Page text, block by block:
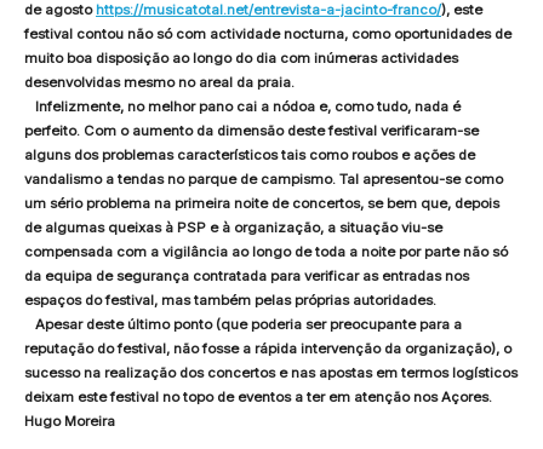
de agosto https://musicatotal.net/entrevista-a-jacinto-franco/), este
festival contou não só com actividade nocturna, como oportunidades de
muito boa disposição ao longo do dia com inúmeras actividades
desenvolvidas mesmo no areal da praia.
Infelizmente, no melhor pano cai a nódoa e, como tudo, nada é
perfeito. Com o aumento da dimensão deste festival verificaram-se
alguns dos problemas característicos tais como roubos e ações de
vandalismo a tendas no parque de campismo. Tal apresentou-se como
um sério problema na primeira noite de concertos, se bem que, depois
de algumas queixas à PSP e à organização, a situação viu-se
compensada com a vigilância ao longo de toda a noite por parte não só
da equipa de segurança contratada para verificar as entradas nos
espaços do festival, mas também pelas próprias autoridades.
Apesar deste último ponto (que poderia ser preocupante para a
reputação do festival, não fosse a rápida intervenção da organização), o
sucesso na realização dos concertos e nas apostas em termos logísticos
deixam este festival no topo de eventos a ter em atenção nos Açores.
Hugo Moreira